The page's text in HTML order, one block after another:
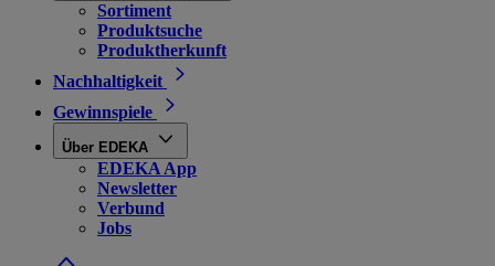
Sortiment
Produktsuche
Produktherkunft
Nachhaltigkeit
Gewinnspiele
Über EDEKA
EDEKA App
Newsletter
Verbund
Jobs